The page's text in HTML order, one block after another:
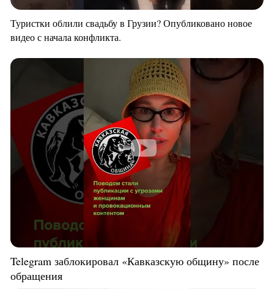
Туристки облили свадьбу в Грузии? Опубликовано новое
видео с начала конфликта.
Telegram заблокировал «Кавказскую общину» после
обращения